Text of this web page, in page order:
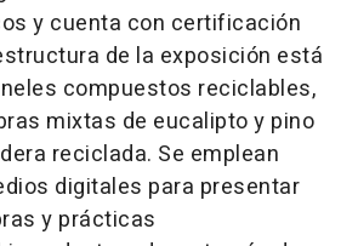
y cuenta con certificación
de la exposición está
compuestos reciclables,
mixtas de eucalipto y pino
reciclada. Se emplean
digitales para presentar
y prácticas